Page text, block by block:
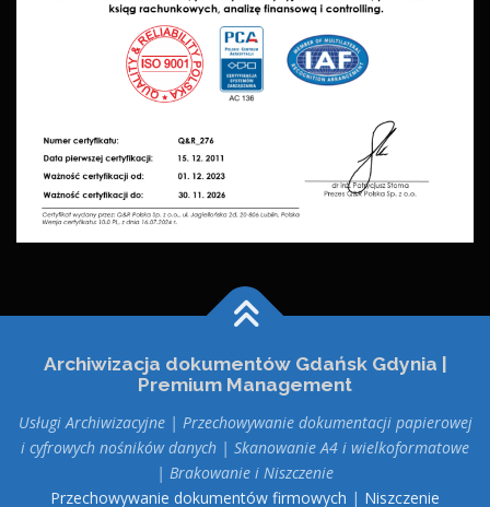
Archiwizacja dokumentów Gdańsk Gdynia |
Premium Management
Usługi Archiwizacyjne | Przechowywanie dokumentacji papierowej
i cyfrowych nośników danych | Skanowanie A4 i wielkoformatowe
| Brakowanie i Niszczenie
Przechowywanie dokumentów firmowych | Niszczenie